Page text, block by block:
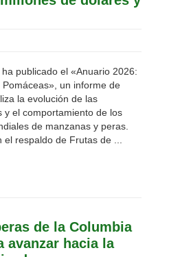
publicado el «Anuario 2026:
un informe de
la evolución de las
y el comportamiento de los
de manzanas y peras.
respaldo de Frutas de ...
de la Columbia
avanzar hacia la